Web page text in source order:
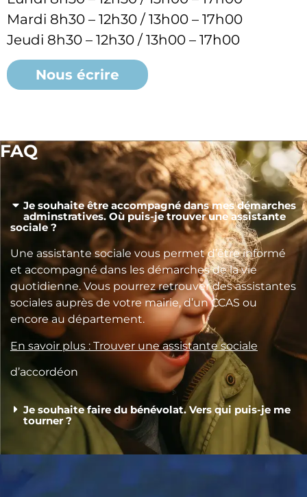
Mardi 8h30 – 12h30 / 13h00 – 17h00
Jeudi 8h30 – 12h30 / 13h00 – 17h00
Nous écrire
FAQ
Je souhaite être accompagné dans mes démarches
adminstratives. Où puis-je trouver une assistante
sociale ?
Une assistante sociale vous permet d’être informé
et accompagné dans les démarches de la vie
quotidienne. Vous pourrez retrouver des assistantes
sociales auprès de votre mairie, d’un CCAS ou
encore au département.
En savoir plus : Trouver une assistante sociale
d’accordéon
Je souhaite faire du bénévolat. Vers qui puis-je me
tourner ?